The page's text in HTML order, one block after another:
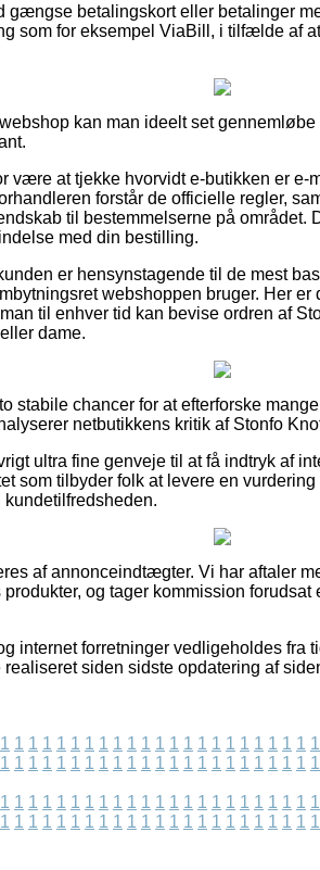
gængse betalingskort eller betalinger
som for eksempel ViaBill, i tilfælde af
kan man ideelt set
være at tjekke hvorvidt e-butikken er
forstår de officielle regler,
til bestemmelserne på området.
med din bestilling.
er hensynstagende til de mest
webshoppen bruger. Her
til enhver tid kan bevise ordren af
dame.
stabile chancer for at efterforske
netbutikkens kritik af Stonfo
ultra fine genveje til at få indtryk af
som tilbyder folk at levere en
af annonceindtægter. Vi har aftaler
og tager kommission
internet forretninger vedligeholdes fra
siden sidste opdatering af
1 1 1 1 1 1 1 1 1 1 1 1 1 1 1 1 1 1 1 1 1 1 1
1 1 1 1 1 1 1 1 1 1 1 1 1 1 1 1 1 1 1 1 1 1 1
1 1 1 1 1 1 1 1 1 1 1 1 1 1 1 1 1 1 1 1 1 1 1
1 1 1 1 1 1 1 1 1 1 1 1 1 1 1 1 1 1 1 1 1 1 1